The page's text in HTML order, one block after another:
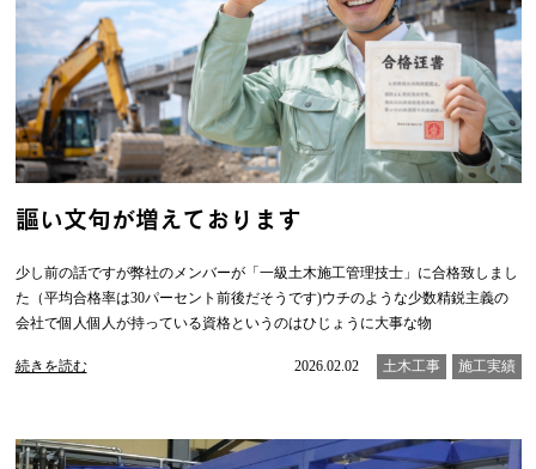
謳い文句が増えております
少し前の話ですが弊社のメンバーが「一級土木施工管理技士」に合格致しまし
た（平均合格率は30パーセント前後だそうです)ウチのような少数精鋭主義の
会社で個人個人が持っている資格というのはひじょうに大事な物
続きを読む 2026.02.02 土木工事 施工実績